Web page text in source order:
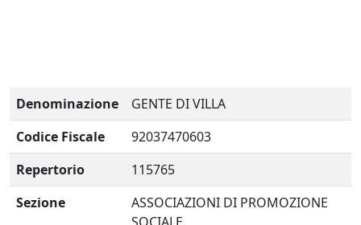
Denominazione
GENTE DI VILLA
Codice Fiscale
92037470603
Repertorio
115765
Sezione
ASSOCIAZIONI DI PROMOZIONE